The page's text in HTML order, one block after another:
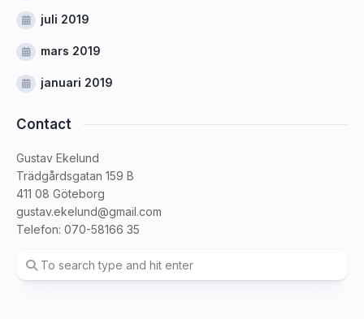
juli 2019
mars 2019
januari 2019
Contact
Gustav Ekelund
Trädgårdsgatan 159 B
411 08 Göteborg
gustav.ekelund@gmail.com
Telefon: 070-58166 35